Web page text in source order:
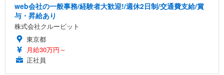
web会社の一般事務/経験者大歓迎!/週休2日制/交通費支給/賞
与・昇給あり
株式会社クルービット
東京都
月給30万円～
正社員